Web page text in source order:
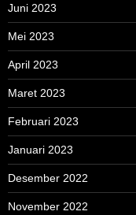
Juni 2023
Mei 2023
April 2023
Maret 2023
Februari 2023
Januari 2023
Desember 2022
November 2022